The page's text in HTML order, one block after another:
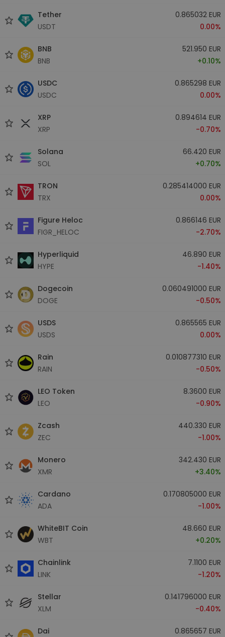
Tether
USDT
0.865032 EUR
0.00%
BNB
BNB
521.950 EUR
+0.10%
USDC
USDC
0.865298 EUR
0.00%
XRP
XRP
0.894614 EUR
-0.70%
Solana
SOL
66.420 EUR
+0.70%
TRON
TRX
0.285414000 EUR
0.00%
Figure Heloc
FIGR_HELOC
0.866146 EUR
-2.70%
Hyperliquid
HYPE
46.890 EUR
-1.40%
Dogecoin
DOGE
0.060491000 EUR
-0.50%
USDS
USDS
0.865565 EUR
0.00%
Rain
RAIN
0.010877310 EUR
-0.50%
LEO Token
LEO
8.3600 EUR
-0.90%
Zcash
ZEC
440.330 EUR
-1.00%
Monero
XMR
342.430 EUR
+3.40%
Cardano
ADA
0.170805000 EUR
-1.00%
WhiteBIT Coin
WBT
48.660 EUR
+0.20%
Chainlink
LINK
7.1100 EUR
-1.20%
Stellar
XLM
0.141796000 EUR
-0.40%
Dai
0.865657 EUR